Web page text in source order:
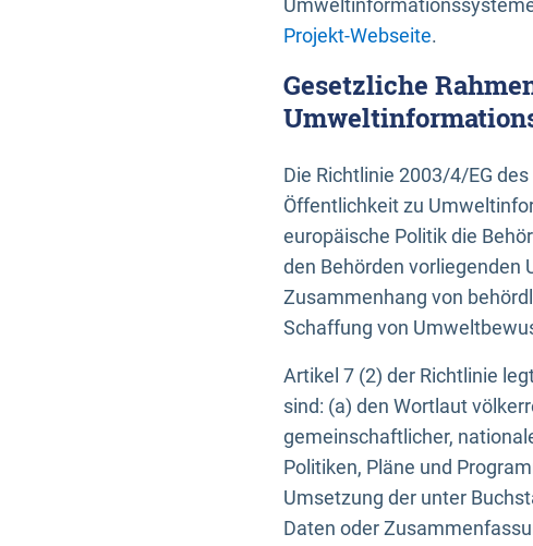
Projekt-Webseite.
Gesetzliche
Die Richtlinie 2003/4/EG
Öffentlichkeit zu
europäische Politik die
den Behörden vorliegenden
Zusammenhang von
Schaffung von
Artikel 7 (2) der Richtlinie
sind: (a) den Wortlaut
gemeinschaftlicher,
Politiken, Pläne und
Umsetzung der unter
Daten oder